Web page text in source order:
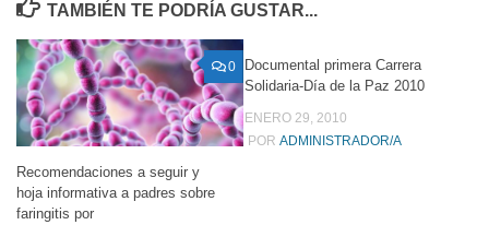
TAMBIÉN TE PODRÍA GUSTAR...
0
Recomendaciones a seguir y
hoja informativa a padres sobre
faringitis por
Documental primera Carrera
Solidaria-Día de la Paz 2010
ENERO 29, 2010
POR ADMINISTRADOR/A